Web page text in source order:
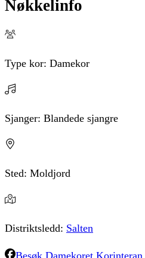
Nøkkelinfo
Type kor: Damekor
Sjanger: Blandede sjangre
Sted: Moldjord
Distriktsledd: Salten
Besøk Damekoret Korinteran